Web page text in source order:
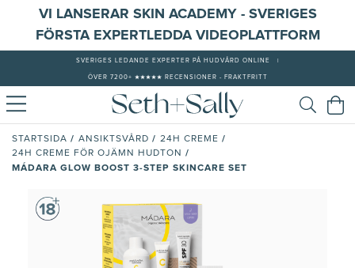
VI LANSERAR SKIN ACADEMY - SVERIGES
FÖRSTA EXPERTLEDDA VIDEOPLATTFORM
SVERIGES LEDANDE EXPERTER PÅ HUDVÅRD ONLINE
ÖVER 7200+ ★★★★★ RECENSIONER - FRAKTFRITT
STARTSIDA / ANSIKTSVÅRD / 24H CREME /
24H CREME FÖR OJÄMN HUDTON /
MÁDARA GLOW BOOST 3-STEP SKINCARE SET